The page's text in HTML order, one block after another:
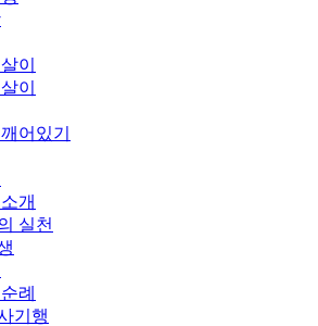
이
이
어있기
개
실천
례
기행